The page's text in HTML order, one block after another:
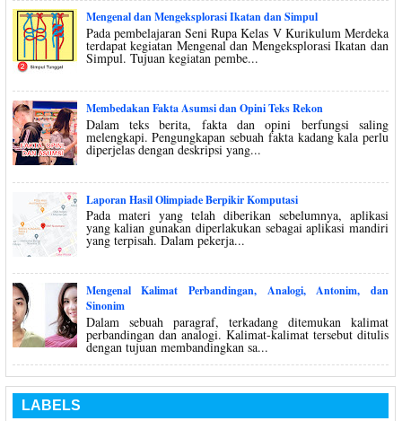
Mengenal dan Mengeksplorasi Ikatan dan Simpul
Pada pembelajaran Seni Rupa Kelas V Kurikulum Merdeka
terdapat kegiatan Mengenal dan Mengeksplorasi Ikatan dan
Simpul. Tujuan kegiatan pembe...
Membedakan Fakta Asumsi dan Opini Teks Rekon
Dalam teks berita, fakta dan opini berfungsi saling
melengkapi. Pengungkapan sebuah fakta kadang kala perlu
diperjelas dengan deskripsi yang...
Laporan Hasil Olimpiade Berpikir Komputasi
Pada materi yang telah diberikan sebelumnya, aplikasi
yang kalian gunakan diperlakukan sebagai aplikasi mandiri
yang terpisah. Dalam pekerja...
Mengenal Kalimat Perbandingan, Analogi, Antonim, dan
Sinonim
Dalam sebuah paragraf, terkadang ditemukan kalimat
perbandingan dan analogi. Kalimat-kalimat tersebut ditulis
dengan tujuan membandingkan sa...
LABELS